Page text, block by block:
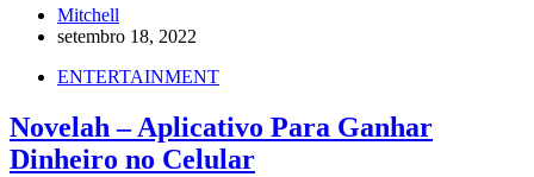
Mitchell
setembro 18, 2022
ENTERTAINMENT
Novelah – Aplicativo Para Ganhar
Dinheiro no Celular